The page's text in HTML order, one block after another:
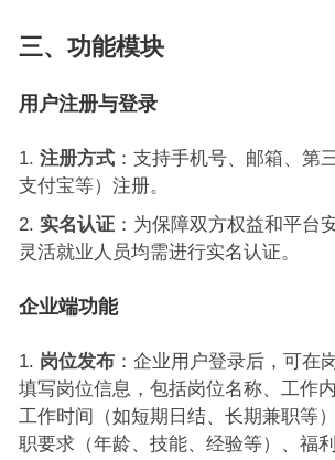
三、功能模块
用户注册与登录
注册方式：支持手机号、邮箱、第
支付宝等）注册。
实名认证：为保障双方权益和平台
灵活就业人员均需进行实名认证。
企业端功能
岗位发布：企业用户登录后，可在
填写岗位信息，包括岗位名称、工作
工作时间（如短期日结、长期兼职等
职要求（年龄、技能、经验等）、福利